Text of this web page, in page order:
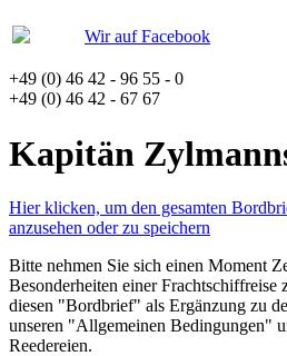
Wir auf Facebook
+49 (0) 46 42 - 96 55 - 0
+49 (0) 46 42 - 67 67
Kapitän
Hier klicken, um den gesamten
anzusehen oder zu speichern
Bitte nehmen Sie sich einen Moment
Besonderheiten einer Frachtschiffreise
diesen "Bordbrief" als Ergänzung zu
unseren "Allgemeinen Bedingungen"
Reedereien.